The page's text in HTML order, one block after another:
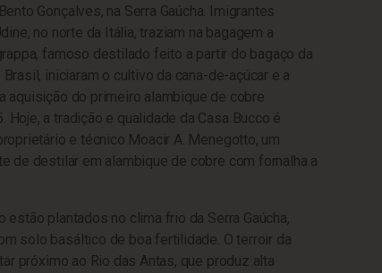
Gonçalves, na Serra Gaúcha. Imigrantes
no norte da Itália, traziam na bagagem a
famoso destilado feito a partir do bagaço da
iniciaram o cultivo da cana-de-açúcar e a
aquisição do primeiro alambique de cobre
Hoje, a tradição e qualidade da Casa Bucco é
e técnico Moacir A. Menegotto, um
de destilar em alambique de cobre com fornalha a
estão plantados no clima frio da Serra Gaúcha,
solo basáltico de boa fertilidade. O terroir da
próximo ao Rio das Antas, que produz alta